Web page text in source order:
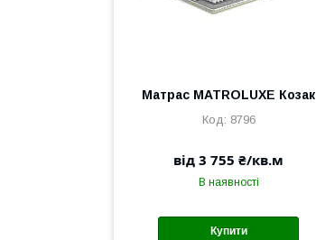
Матрас MATROLUXE Козак
8796
від 3 755 ₴/кв.м
В наявності
Купити